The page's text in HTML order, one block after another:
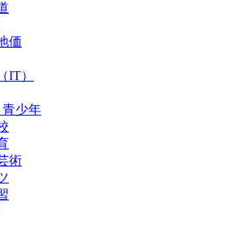
価
IT）
青少年
術